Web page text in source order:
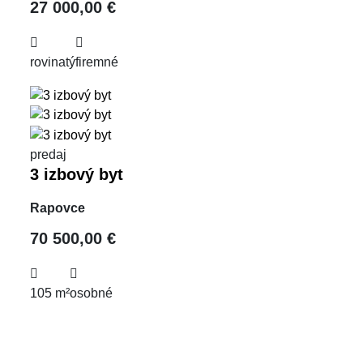
27 000,00 €
rovinatýfiremné
predaj
3 izbový byt
Rapovce
70 500,00 €
105 m²osobné